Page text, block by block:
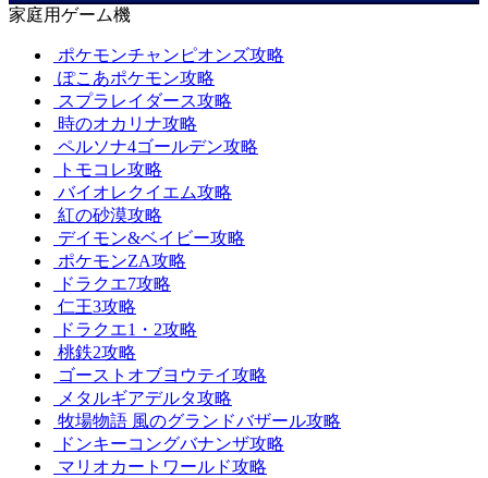
家庭用ゲーム機
ポケモンチャンピオンズ攻略
ぽこあポケモン攻略
スプラレイダース攻略
時のオカリナ攻略
ペルソナ4ゴールデン攻略
トモコレ攻略
バイオレクイエム攻略
紅の砂漠攻略
デイモン&ベイビー攻略
ポケモンZA攻略
ドラクエ7攻略
仁王3攻略
ドラクエ1・2攻略
桃鉄2攻略
ゴーストオブヨウテイ攻略
メタルギアデルタ攻略
牧場物語 風のグランドバザール攻略
ドンキーコングバナンザ攻略
マリオカートワールド攻略